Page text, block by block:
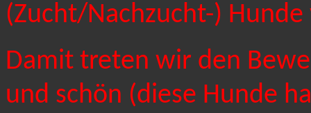
(Zucht/Nachzucht-) Hunde
Damit treten wir den
und schön (diese Hunde